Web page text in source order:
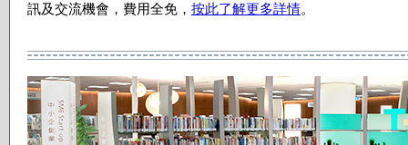
訊及交流機會，費用全免， 按此了解更多詳情。